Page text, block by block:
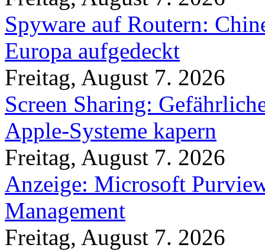
Spyware auf Routern:
Europa aufgedeckt
Freitag, August 7. 2026
Screen Sharing:
Apple-Systeme kapern
Freitag, August 7. 2026
Anzeige: Microsoft
Management
Freitag, August 7. 2026